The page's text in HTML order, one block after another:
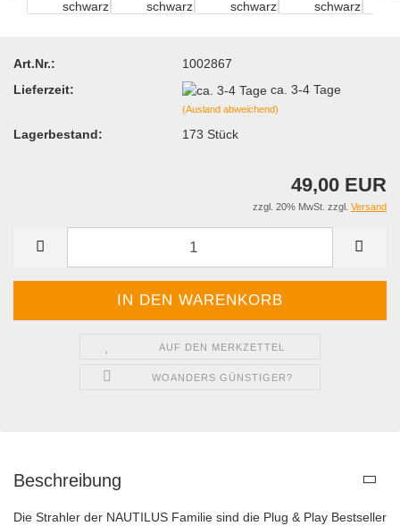
Art.Nr.:
1002867
Lieferzeit:
ca. 3-4 Tage
(Ausland abweichend)
Lagerbestand: 173 Stück
49,00 EUR
zzgl. 20% MwSt. zzgl. Versand
AUF DEN MERKZETTEL
WOANDERS GÜNSTIGER?
Beschreibung
Die Strahler der NAUTILUS Familie sind die Plug & Play Bestseller